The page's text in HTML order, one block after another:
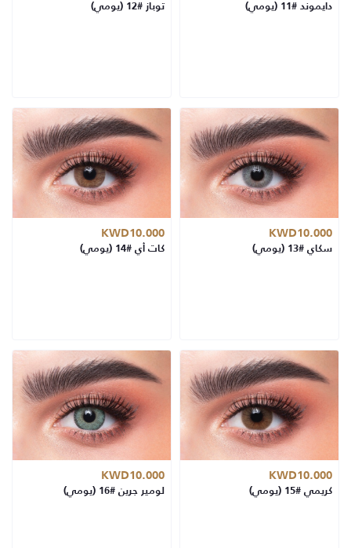
دايموند #11 (يومي) توباز #12 (يومي)
KWD10.000
سكاي #13 (يومي)
KWD10.000
كات أي #14 (يومي)
KWD10.000
كريمي #15 (يومي)
KWD10.000
لومير جرين #16 (يومي)